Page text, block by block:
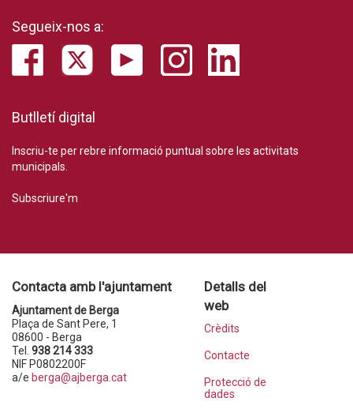
Segueix-nos a:
Butlletí digital
Inscriu-te per rebre informació puntual sobre les activitats
municipals.
Subscriure'm
Contacta amb l'ajuntament
Ajuntament de Berga
Plaça de Sant Pere, 1
08600 - Berga
Tel. 938 214 333
NIF P0802200F
a/e berga@ajberga.cat
Detalls del
web
Crèdits
Contacte
Protecció de
dades